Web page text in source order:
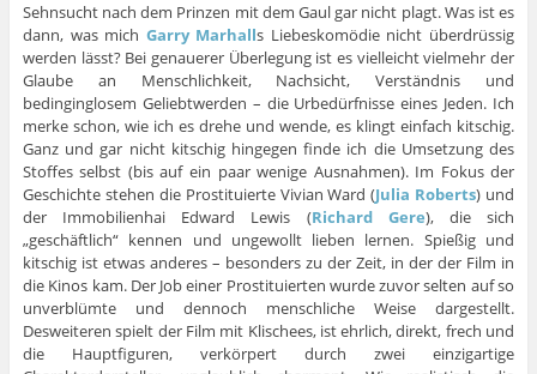
Sehnsucht nach dem Prinzen mit dem Gaul gar nicht plagt. Was ist es
dann, was mich Garry Marhalls Liebeskomödie nicht überdrüssig
werden lässt? Bei genauerer Überlegung ist es vielleicht vielmehr der
Glaube an Menschlichkeit, Nachsicht, Verständnis und
bedinginglosem Geliebtwerden – die Urbedürfnisse eines Jeden. Ich
merke schon, wie ich es drehe und wende, es klingt einfach kitschig.
Ganz und gar nicht kitschig hingegen finde ich die Umsetzung des
Stoffes selbst (bis auf ein paar wenige Ausnahmen). Im Fokus der
Geschichte stehen die Prostituierte Vivian Ward (Julia Roberts) und
der Immobilienhai Edward Lewis (Richard Gere), die sich
„geschäftlich“ kennen und ungewollt lieben lernen. Spießig und
kitschig ist etwas anderes – besonders zu der Zeit, in der der Film in
die Kinos kam. Der Job einer Prostituierten wurde zuvor selten auf so
unverblümte und dennoch menschliche Weise dargestellt.
Desweiteren spielt der Film mit Klischees, ist ehrlich, direkt, frech und
die Hauptfiguren, verkörpert durch zwei einzigartige